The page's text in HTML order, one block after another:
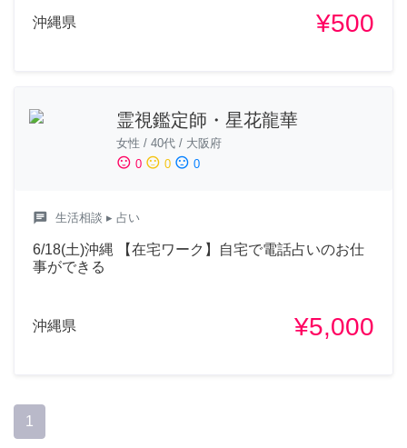
沖縄県 ¥500
霊視鑑定師・星花龍華
女性 / 40代 / 大阪府
sentiment_satisfied 0 sentiment_neutral 0 sentiment_dissatisfied 0
chat 生活相談 ▸ 占い
6/18(土)沖縄 【在宅ワーク】自宅で電話占いのお仕
事ができる
沖縄県 ¥5,000
1